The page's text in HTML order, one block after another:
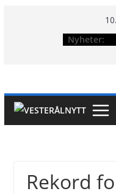
Nyheter:
Rekord